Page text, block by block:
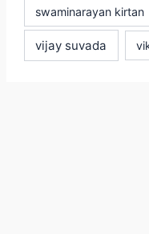
swaminarayan kirtan
vijay suvada